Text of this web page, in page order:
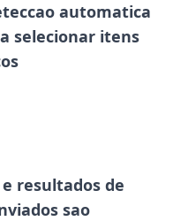
automatica
selecionar itens
resultados de
sao